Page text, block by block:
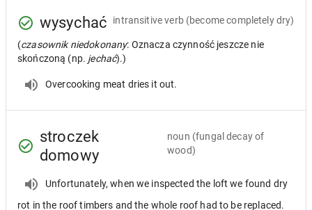
wysychać intransitive verb (become completely dry)
(czasownik niedokonany: Oznacza czynność jeszcze nie
skończoną (np. jechać).)
Overcooking meat dries it out.
stroczek
domowy
noun (fungal decay of
wood)
Unfortunately, when we inspected the loft we found dry
rot in the roof timbers and the whole roof had to be replaced.